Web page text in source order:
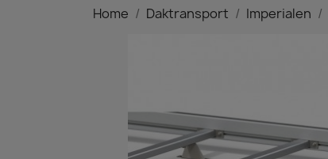
Home Daktransport Imperialen